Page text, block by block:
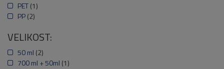
PET (1)
PP (2)
VELIKOST:
50 ml (2)
700 ml + 50ml (1)